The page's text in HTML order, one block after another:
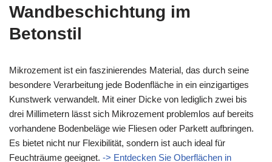
Wandbeschichtung im
Betonstil
Mikrozement ist ein faszinierendes Material, das durch seine
besondere Verarbeitung jede Bodenfläche in ein einzigartiges
Kunstwerk verwandelt. Mit einer Dicke von lediglich zwei bis
drei Millimetern lässt sich Mikrozement problemlos auf bereits
vorhandene Bodenbeläge wie Fliesen oder Parkett aufbringen.
Es bietet nicht nur Flexibilität, sondern ist auch ideal für
Feuchträume geeignet. -> Entdecken Sie Oberflächen in